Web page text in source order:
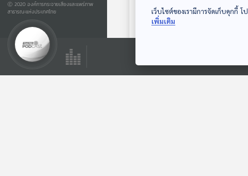
Ⓒ 2020 องค์การกระจายเสียงและแพร่ภาพ
สาธารณะแห่งประเทศไทย
EP. 39: ธรรมชาติ
เว็บไซต์ของเรามีการจัดเก็บคุกกี้
เพิ่มเติม